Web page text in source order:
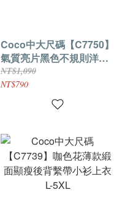
Coco中大尺碼【C7750】
氣質亮片黑色不規則洋裝
L-5XL
NT$1,090
NT$790